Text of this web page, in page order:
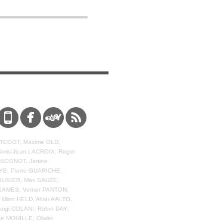
Maxime OLD,
Jean LACROIX, Roger
Janine
Pierre GUARICHE,
Max SAUZE,
Verner PANTON,
HELD, Alvar AALTO,
COLANI, Robin DAY,
MOUILLE, Olivier